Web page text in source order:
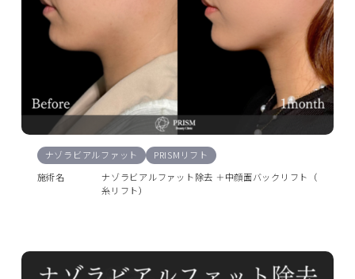
ナゾラビアルファット
PRISMリフト
施術名
ナゾラビアルファット除去 ＋中顔面バックリフト（
糸リフト）